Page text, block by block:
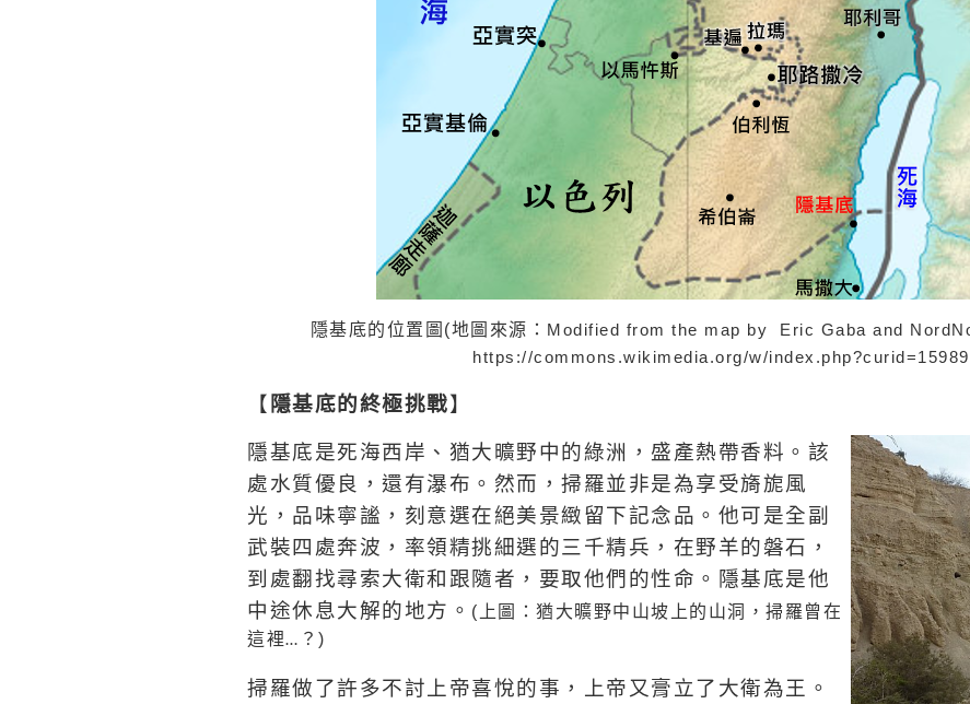
隱基底的位置圖(地圖來源： Modified from the map by Eric Gaba and
https://commons.wikimedia.org/w/
【隱基底的終極挑戰】
隱基底是死海西岸、猶大曠野中的綠洲，盛產熱帶香料。該
處水質優良，還有瀑布。然而，掃羅並非是為享受旖旎風
光，品味寧謐，刻意選在絕美景緻留下記念品。他可是全副
武裝四處奔波，率領精挑細選的三千精兵，在野羊的磐石，
到處翻找尋索大衛和跟隨者，要取他們的性命。隱基底是他
中途休息大解的地方。 ( 上 圖 ： 猶大曠野中山坡上的山洞，掃羅曾在
這裡… ？)
掃羅做了許多不討上帝喜悅的事，上帝又膏立了大衛為王。